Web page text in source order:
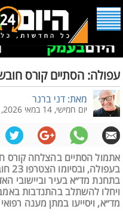
עפולה: הסתיים קורס
מאת: דני ברנר
יום חמישי, 14 במאי 2026, 17:33
אתמול הסתיים בהצלחה קורס
בתחנת מד״א בעיר וביישובי
ויחלו להשתלב בהתנדבות
מד״א, ויסייעו במתן מענה